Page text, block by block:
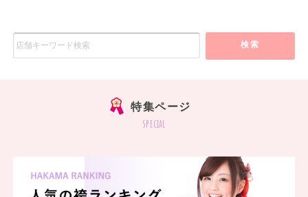
検索
特集ページ
special